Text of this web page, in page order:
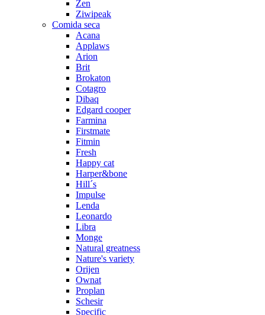
Zen
Ziwipeak
Comida seca
Acana
Applaws
Arion
Brit
Brokaton
Cotagro
Dibaq
Edgard cooper
Farmina
Firstmate
Fitmin
Fresh
Happy cat
Harper&bone
Hill´s
Impulse
Lenda
Leonardo
Libra
Monge
Natural greatness
Nature's variety
Orijen
Ownat
Proplan
Schesir
Specific